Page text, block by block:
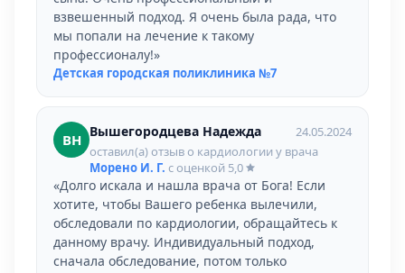
взвешенный подход. Я очень была рада, что
мы попали на лечение к такому
профессионалу!»
Детская городская поликлиника №7
ВН Вышегородцева Надежда
24.05.2024
оставил(а) отзыв о кардиологии у врача
Морено И. Г. с оценкой 5,0
«Долго искала и нашла врача от Бога! Если
хотите, чтобы Вашего ребенка вылечили,
обследовали по кардиологии, обращайтесь к
данному врачу. Индивидуальный подход,
сначала обследование, потом только